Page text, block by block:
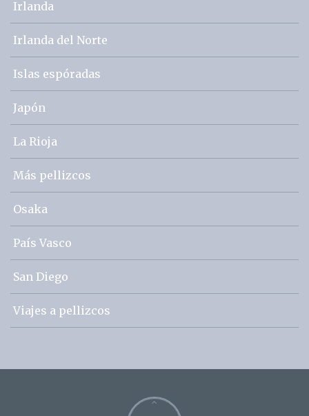
Irlanda
Irlanda del Norte
Islas espóradas
Japón
La Rioja
Más pellizcos
Osaka
País Vasco
San Diego
Viajes a pellizcos